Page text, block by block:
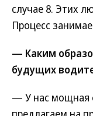
случае 8. Этих
Процесс
— Каким
будущих
— У нас мощная